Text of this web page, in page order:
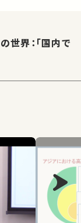
世界：「国内で